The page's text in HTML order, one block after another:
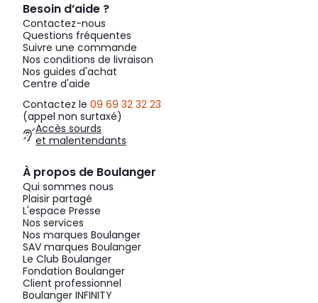
Besoin d’aide ?
Contactez-nous
Questions fréquentes
Suivre une commande
Nos conditions de livraison
Nos guides d'achat
Centre d'aide
Contactez le 09 69 32 32 23
(appel non surtaxé)
Accès sourds
et malentendants
À propos de Boulanger
Qui sommes nous
Plaisir partagé
L'espace Presse
Nos services
Nos marques Boulanger
SAV marques Boulanger
Le Club Boulanger
Fondation Boulanger
Client professionnel
Boulanger INFINITY